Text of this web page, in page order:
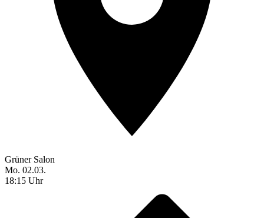
Grüner Salon
Mo. 02.03.
18:15 Uhr